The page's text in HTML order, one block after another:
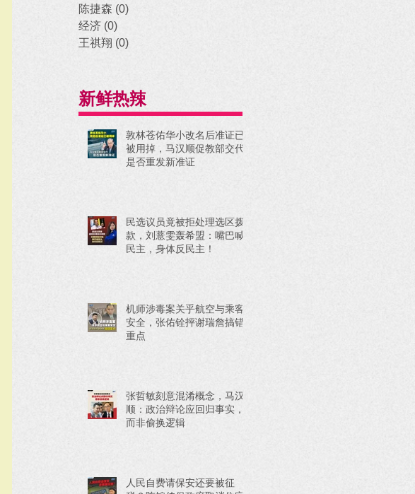
陈捷森 (0)
经济 (0)
王祺翔 (0)
新鲜热辣
敦林苍佑华小改名后准证已
被用掉，马汉顺促教部交代
是否重发新准证
民选议员竟被拒处理选区拨
款，刘薏雯轰希盟：嘴巴喊
民主，身体反民主！
机师涉毒案关乎航空与乘客
安全，张佑铨抨谢瑞詹搞错
重点
张哲敏刻意混淆概念，马汉
顺：政治辩论应回归事实，
而非偷换逻辑
人民自费请保安还要被征